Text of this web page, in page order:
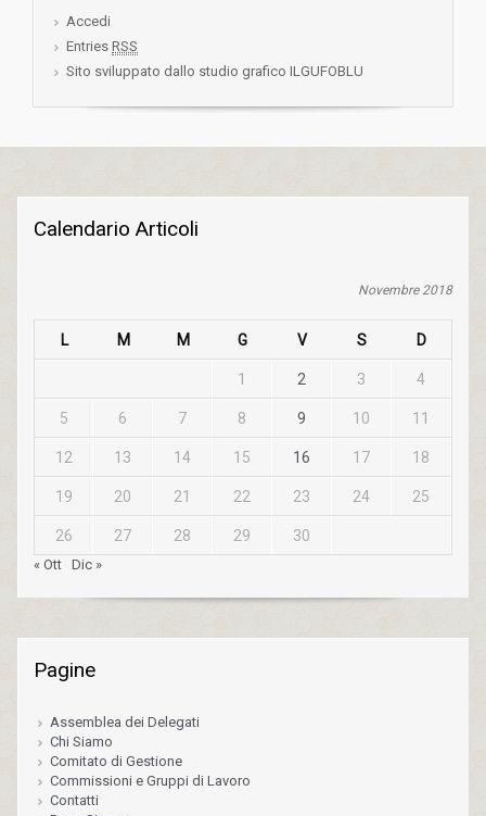
Accedi
Entries RSS
Sito sviluppato dallo studio grafico ILGUFOBLU
Calendario Articoli
Novembre 2018
L M M G V S D
1 2 3 4
5 6 7 8 9 10 11
12 13 14 15 16 17 18
19 20 21 22 23 24 25
26 27 28 29 30
« Ott Dic »
Pagine
Assemblea dei Delegati
Chi Siamo
Comitato di Gestione
Commissioni e Gruppi di Lavoro
Contatti